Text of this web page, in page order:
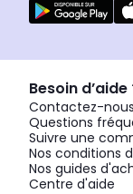
Besoin d’aide
Contactez-nous
Questions
Suivre une
Nos conditions
Nos guides
Centre d'aide